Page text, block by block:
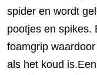
spider en wordt
pootjes en spikes.
foamgrip
als het koud